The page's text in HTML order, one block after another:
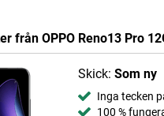
från OPPO Reno13 Pro
Skick: Som ny
Inga tecken
100 %